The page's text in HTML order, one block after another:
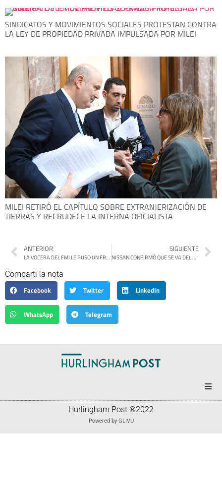
SINDICATOS Y MOVIMIENTOS SOCIALES PROTESTAN CONTRA
LA LEY DE PROPIEDAD PRIVADA IMPULSADA POR MILEI
MILEI RETIRÓ EL CAPÍTULO SOBRE EXTRANJERIZACIÓN DE
TIERRAS Y RECRUDECE LA INTERNA OFICIALISTA
ANTERIOR
LA VOCERA DEL FMI LE PUSO UN FRENO A LUIS CAPUTO: «NUESTRO DIRECTORIO DETERMINARÁ EL MONTO DEL PROGRAMA»
SIGUIENTE
NISSAN CONFIRMÓ QUE SE VA DEL PAÍS
Comparti la nota
Facebook
Twitter LinkedIn
WhatsApp Telegram
Hurlingham Post ®2022
Powered by GLIVU